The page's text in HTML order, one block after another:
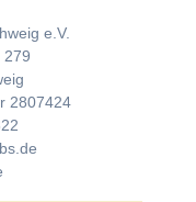
e.V.
279
2807424